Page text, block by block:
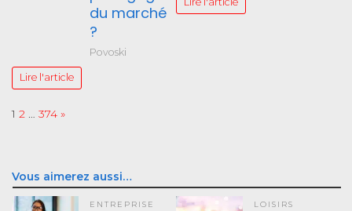
du marché
?
Povoski
Lire l'article
Page:
1 2 … 374 Next
»
Vous aimerez aussi…
ENTREPRISE LOISIRS